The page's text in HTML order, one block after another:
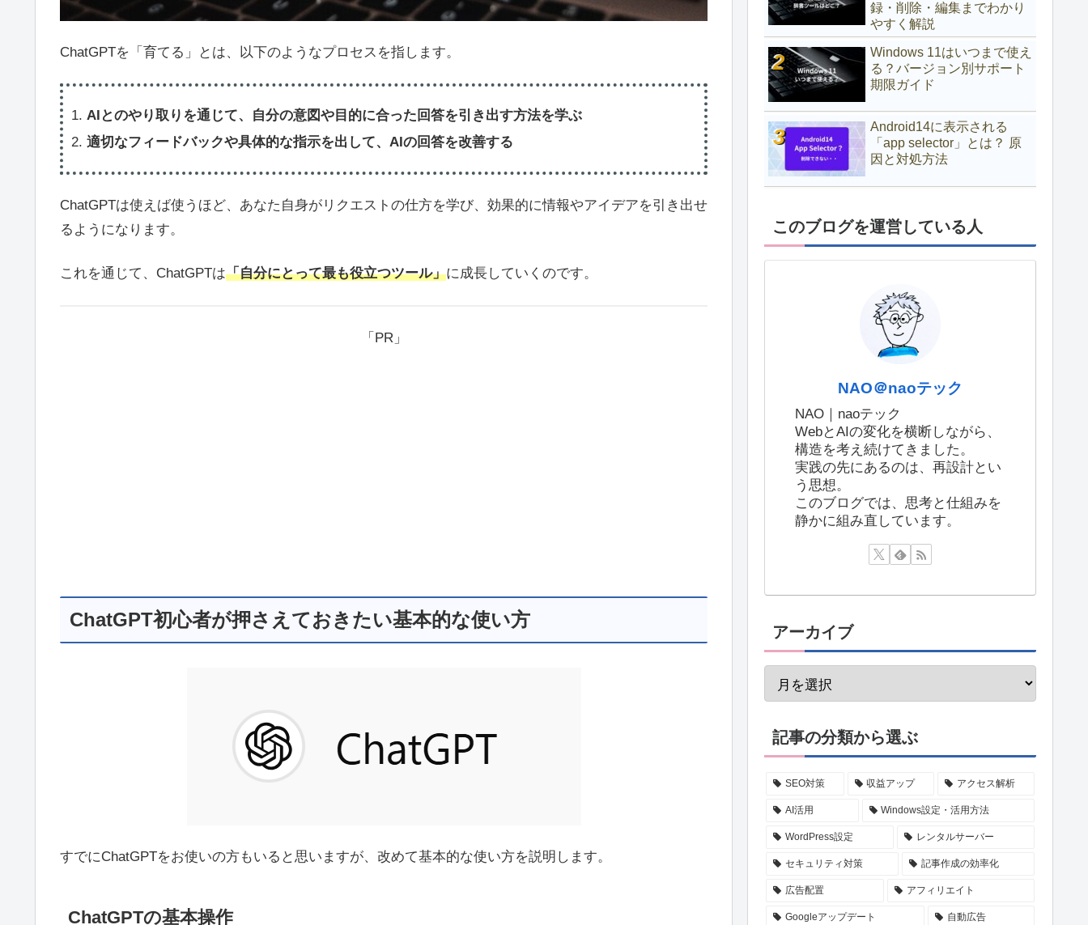
ChatGPTを「育てる」とは、以下のようなプロセスを指します。
AIとのやり取りを通じて、自分の意図や目的に合った回答を引き出す方法を学ぶ
適切なフィードバックや具体的な指示を出して、AIの回答を改善する
ChatGPTは使えば使うほど、あなた自身がリクエストの仕方を学び、効果的に情報やアイデアを引き出せ
るようになります。
これを通じて、ChatGPTは「自分にとって最も役立つツール」に成長していくのです。
「PR」
ChatGPT初心者が押さえておきたい基本的な使い方
すでにChatGPTをお使いの方もいると思いますが、改めて基本的な使い方を説明します。
ChatGPTの基本操作
録・削除・編集までわかり
やすく解説
Windows 11はいつまで使え
る？バージョン別サポート
期限ガイド
Android14に表示される
「app selector」とは？ 原
因と対処方法
このブログを運営している人
NAO＠naoテック
NAO｜naoテック
WebとAIの変化を横断しながら、
構造を考え続けてきました。
実践の先にあるのは、再設計とい
う思想。
このブログでは、思考と仕組みを
静かに組み直しています。
アーカイブ
記事の分類から選ぶ
SEO対策 収益アップ アクセス解析
AI活用 Windows設定・活用方法
WordPress設定 レンタルサーバー
セキュリティ対策 記事作成の効率化
広告配置 アフィリエイト
Googleアップデート 自動広告